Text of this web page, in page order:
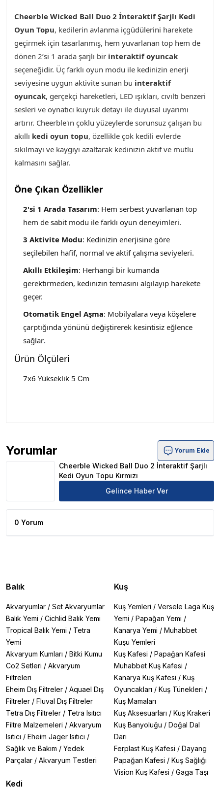
Cheerble Wicked Ball Duo 2 İnteraktif Şarjlı Kedi
Oyun Topu, kedilerin avlanma içgüdülerini harekete
geçirmek için tasarlanmış, hem yuvarlanan top hem de
dönen 2’si 1 arada şarjlı bir interaktif oyuncak
seçeneğidir. Üç farklı oyun modu ile kedinizin enerji
seviyesine uygun aktivite sunan bu interaktif
oyuncak, gerçekçi hareketleri, LED ışıkları, cıvıltı benzeri
sesleri ve oynatıcı kuyruk detayı ile duyusal uyarımı
artırır. Cheerble'ın çoklu yüzeylerde sorunsuz çalışan bu
akıllı kedi oyun topu, özellikle çok kedili evlerde
sıkılmayı ve kaygıyı azaltarak kedinizin aktif ve mutlu
kalmasını sağlar.
Öne Çıkan Özellikler
2'si 1 Arada Tasarım: Hem serbest yuvarlanan top
hem de sabit modu ile farklı oyun deneyimleri.
3 Aktivite Modu: Kedinizin enerjisine göre
seçilebilen hafif, normal ve aktif çalışma seviyeleri.
Akıllı Etkileşim: Herhangi bir kumanda
gerektirmeden, kedinizin temasını algılayıp harekete
geçer.
Otomatik Engel Aşma: Mobilyalara veya köşelere
çarptığında yönünü değiştirerek kesintisiz eğlence
sağlar.
Ürün Ölçüleri
7x6 Yükseklik 5 Cm
Yorumlar
Cheerble Wicked Ball Duo 2 İnteraktif Şarjlı Kedi Oyun
Yorum Ekle
Cheerble Wicked Ball Duo 2 İnteraktif Şarjlı
Kedi Oyun Topu Kırmızı
Gelince Haber Ver
0 Yorum
Balık
Akvaryumlar / Set Akvaryumlar
Balık Yemi / Cichlid Balık Yemi
Tropical Balık Yemi / Tetra
Yemi
Akvaryum Kumları / Bitki Kumu
Co2 Setleri / Akvaryum
Filtreleri
Eheim Dış Filtreler / Aquael Dış
Filtreler / Fluval Dış Filtreler
Tetra Dış Filtreler / Tetra Isıtıcı
Filtre Malzemeleri / Akvaryum
Isıtıcı / Eheim Jager Isıtıcı /
Sağlık ve Bakım / Yedek
Parçalar / Akvaryum Testleri
Kedi
Kuş
Kuş Yemleri / Versele Laga Kuş
Yemi / Papağan Yemi /
Kanarya Yemi / Muhabbet
Kuşu Yemleri
Kuş Kafesi / Papağan Kafesi
Muhabbet Kuş Kafesi /
Kanarya Kuş Kafesi / Kuş
Oyuncakları / Kuş Tünekleri /
Kuş Mamaları
Kuş Aksesuarları / Kuş Krakeri
Kuş Banyoluğu / Doğal Dal
Darı
Ferplast Kuş Kafesi / Dayang
Papağan Kafesi / Kuş Sağlığı
Vision Kuş Kafesi / Gaga Taşı